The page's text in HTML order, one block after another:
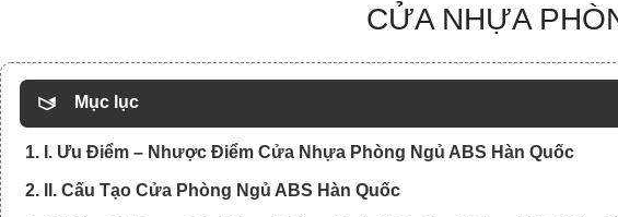
CỬA NHỰA
Mục lục
1. I. Ưu Điểm – Nhược Điểm Cửa Nhựa Phòng Ngủ ABS Hàn Quốc
2. II. Cấu Tạo Cửa Phòng Ngủ ABS Hàn Quốc